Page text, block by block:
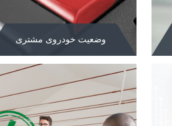
وضعیت خودروی مشتری
وضعیت خودروی
مشتری